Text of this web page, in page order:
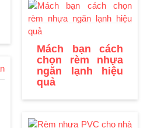
Mách bạn cách
chọn rèm nhựa
ngăn lạnh hiệu
quả